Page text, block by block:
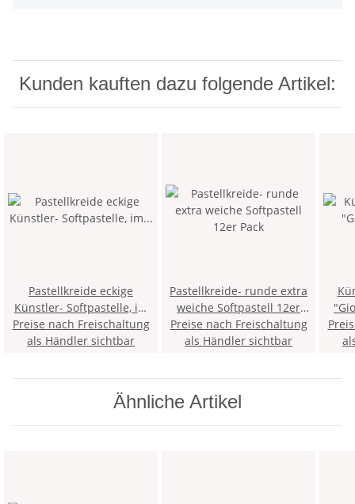
Kunden kauften dazu folgende Artikel:
Pastellkreide eckige
Künstler- Softpastelle, im
24er Pack
Preise nach Freischaltung
als Händler sichtbar
Pastellkreide- runde extra
weiche Softpastell 12er
Pack
Preise nach Freischaltung
als Händler sichtbar
Ähnliche Artikel